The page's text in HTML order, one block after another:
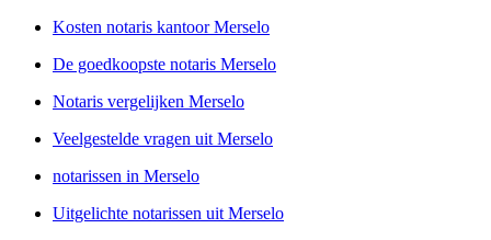
Kosten notaris kantoor Merselo
De goedkoopste notaris Merselo
Notaris vergelijken Merselo
Veelgestelde vragen uit Merselo
notarissen in Merselo
Uitgelichte notarissen uit Merselo